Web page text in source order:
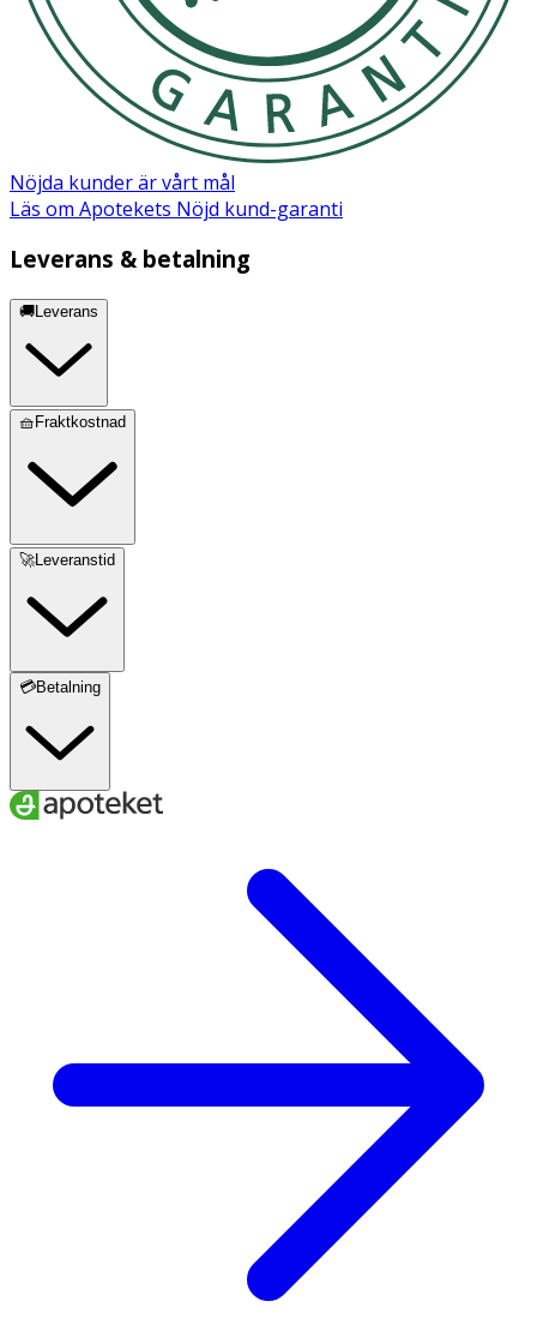
Nöjda kunder är vårt mål
Läs om Apotekets Nöjd kund-garanti
Leverans & betalning
🚚Leverans
🧺Fraktkostnad
🚀Leveranstid
💳Betalning